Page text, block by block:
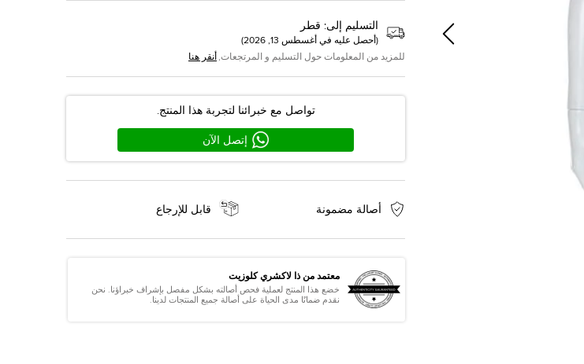
التسليم إلى: قطر
( أحصل عليه في أغسطس 13, 2026
)
للمزيد من المعلومات حول التسليم و المرتجعات, أنقر هنا
تواصل مع خبرائنا لتجربة هذا المنتج.
إتصل الآن
أصالة مضمونة قابل للإرجاع
معتمد من ذا لاكشري كلوزيت
خضع هذا المنتج لعملية فحص أصالته بشكل مفصل بإشراف خبراؤنا. نحن
نقدم ضمانًا مدى الحياة على أصالة جميع المنتجات لدينا.